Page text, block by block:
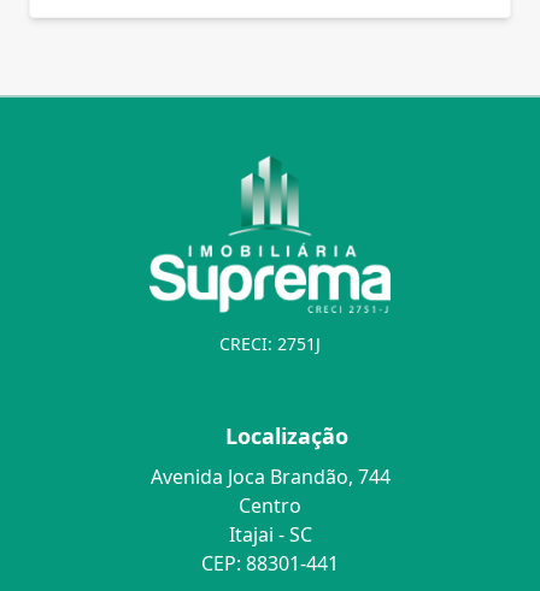
CRECI: 2751J
Localização
Avenida Joca Brandão, 744
Centro
Itajai - SC
CEP: 88301-441